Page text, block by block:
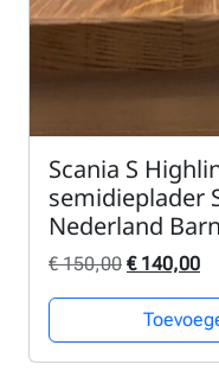
Scania S
semidieplader
Nederland
€150,00 €140,00